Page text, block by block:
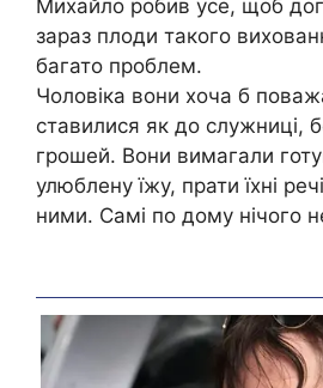
Михайло робив усе, щоб
зараз плоди такого
багато проблем.
Чоловіка вони хоча б
ставилися як до служниці,
грошей. Вони вимагали
улюблену їжу, прати їхні
ними. Самі по дому нічого